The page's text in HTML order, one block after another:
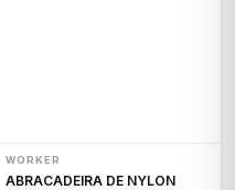
WORKER
ABRACADEIRA DE NYLON